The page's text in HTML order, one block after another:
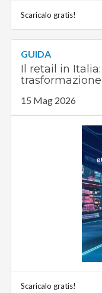
Scaricalo gratis!
GUIDA
Il retail in
15 Mag 2026
Scaricalo gratis!